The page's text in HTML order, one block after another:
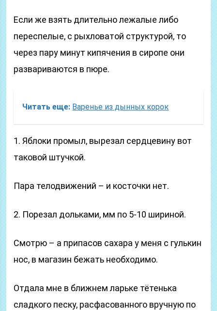
Если же взять длительно лежалые либо
переспелые, с рыхловатой структурой, то
через пару минут кипячения в сиропе они
развариваются в пюре.
Читать еще: Варенье из дынных корок
1. Яблоки промыл, вырезал сердцевину вот
таковой штучкой.
Пара телодвижений – и косточки нет.
2. Порезал дольками, мм по 5-10 шириной.
Смотрю – а припасов сахара у меня с гулькин
нос, в магазин бежать необходимо.
Отдала мне в ближнем ларьке тётенька
сладкого песку, расфасованного вручную по